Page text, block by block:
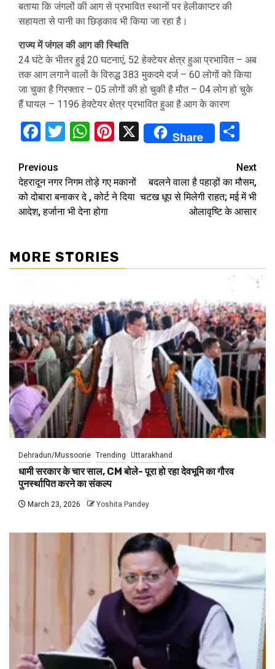
बताया कि जंगलों की आग से प्रभावित स्थानों पर हेलीकाप्टर की
सहायता से पानी का छिड़काव भी किया जा रहा है।
राज्य में जंगल की आग की स्थिति
24 घंटे के भीतर हुई 20 घटनाएं, 52 हेक्टेयर क्षेत्र हुआ प्रभावित – अब
तक आग लगाने वालों के विरुद्ध 383 मुकदमे दर्ज – 60 लोगों को किया
जा चुका है गिरफ्तार – 05 लोगों की हो चुकी है मौत – 04 लोग हो चुके
हैं घायल – 1196 हेक्टेयर क्षेत्र प्रभावित हुआ है आग के कारण
Facebook
Twitter
WhatsApp
Pinterest
X Share
Continue
Reading
Previous
देहरादून नगर निगम तोड़े गए मकानों
को दोबारा बनाकर दे , कोर्ट ने दिया
आदेश, हर्जाना भी देना होगा
Next
बदलने वाला है पहाड़ों का मौसम,
चटख धूप से मिलेगी राहत; मई में भी
ओलावृष्टि के आसार
MORE STORIES
Dehradun/Mussoorie Trending Uttarakhand
धामी सरकार के चार साल, CM बोले- पूरा हो रहा देवभूमि का गौरव
पुनर्स्थापित करने का संकल्प
March 23, 2026 Yoshita Pandey